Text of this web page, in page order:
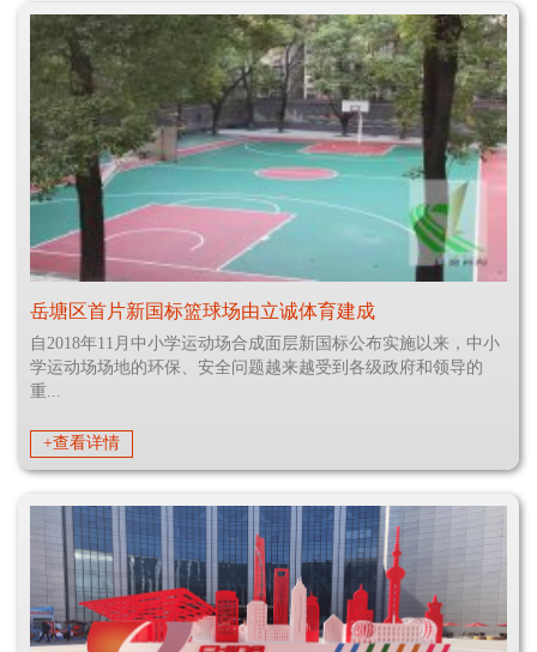
岳塘区首片新国标篮球场由立诚体育建成
自2018年11月中小学运动场合成面层新国标公布实施以来，中小
学运动场场地的环保、安全问题越来越受到各级政府和领导的
重...
+查看详情